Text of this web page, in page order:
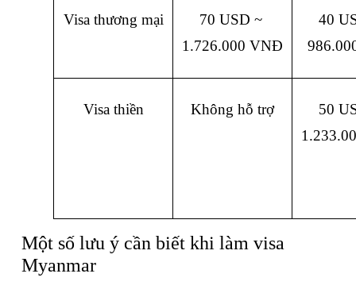
Visa thương mại
70 USD ~
1.726.000 VNĐ
40
Visa thiền Không hỗ trợ
50
Một số lưu ý cần biết khi làm visa
Myanmar